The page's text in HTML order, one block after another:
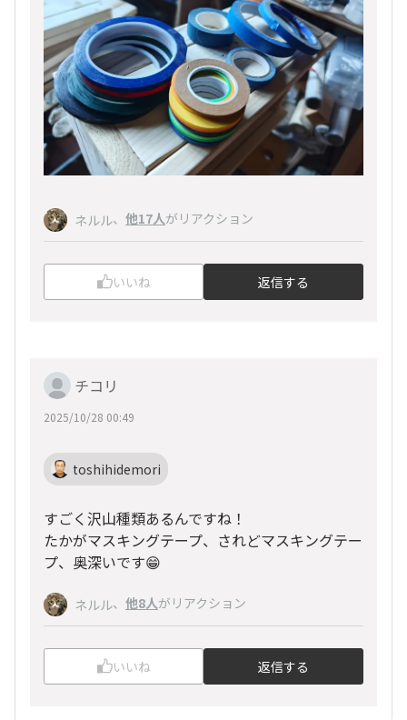
ネルル、 他17人がリアクション
いいね 返信する
チコリ
2025/10/28 00:49
toshihidemori
すごく沢山種類あるんですね！
たかがマスキングテープ、されどマスキングテー
プ、奥深いです😁
ネルル、 他8人がリアクション
いいね 返信する